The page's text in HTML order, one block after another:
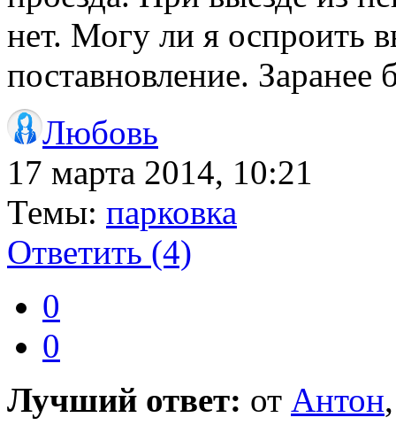
нет. Могу ли я оспроить
поставновление. Заранее
Любовь
17 марта 2014, 10:21
Темы: парковка
Ответить (4)
0
0
Лучший ответ: от Антон